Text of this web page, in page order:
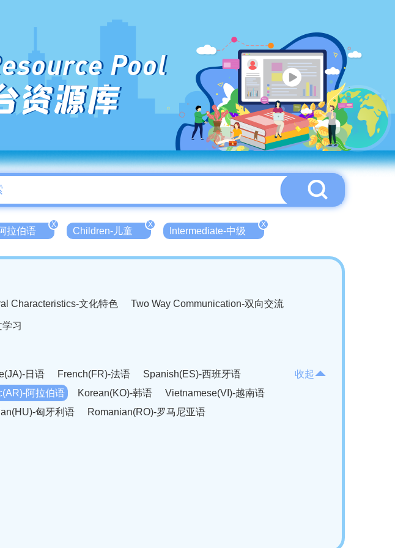
Pool
资源库
拉伯语
X
Children-儿童
X
Intermediate-中级
X
Characteristics-文化特色 Two Way Communication-双向交流
习
日语 French(FR)-法语
Spanish(ES)-西班牙语
阿拉伯语 Korean(KO)-韩语
Vietnamese(VI)-越南语
匈牙利语
Romanian(RO)-罗马尼亚语
收起